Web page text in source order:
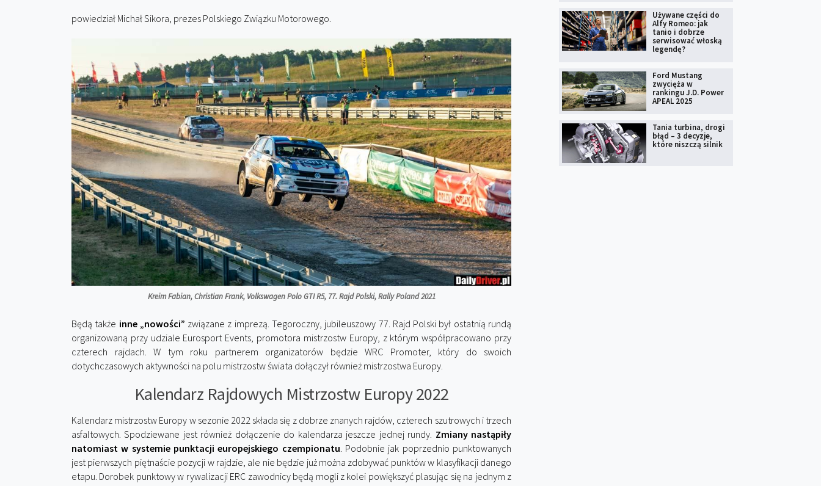
powiedział Michał Sikora, prezes Polskiego Związku Motorowego.
Kreim Fabian, Christian Frank, Volkswagen Polo GTI R5, 77. Rajd Polski, Rally Poland 2021
Będą także inne „nowości” związane z imprezą. Tegoroczny, jubileuszowy 77. Rajd Polski był ostatnią rundą
organizowaną przy udziale Eurosport Events, promotora mistrzostw Europy, z którym współpracowano przy
czterech rajdach. W tym roku partnerem organizatorów będzie WRC Promoter, który do swoich
dotychczasowych aktywności na polu mistrzostw świata dołączył również mistrzostwa Europy.
Kalendarz Rajdowych Mistrzostw Europy 2022
Kalendarz mistrzostw Europy w sezonie 2022 składa się z dobrze znanych rajdów, czterech szutrowych i trzech
asfaltowych. Spodziewane jest również dołączenie do kalendarza jeszcze jednej rundy. Zmiany nastąpiły
natomiast w systemie punktacji europejskiego czempionatu. Podobnie jak poprzednio punktowanych
jest pierwszych piętnaście pozycji w rajdzie, ale nie będzie już można zdobywać punktów w klasyfikacji danego
etapu. Dorobek punktowy w rywalizacji ERC zawodnicy będą mogli z kolei powiększyć plasując się na jednym z
Używane części do
Alfy Romeo: jak
tanio i dobrze
serwisować włoską
legendę?
Ford Mustang
zwycięża w
rankingu J.D. Power
APEAL 2025
Tania turbina, drogi
błąd – 3 decyzje,
które niszczą silnik